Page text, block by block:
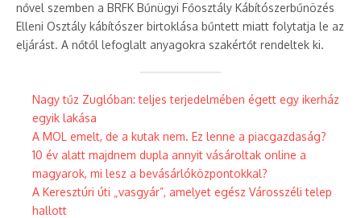
nővel szemben a BRFK Bűnügyi Főosztály Kábítószerbűnözés
Elleni Osztály kábítószer birtoklása bűntett miatt folytatja le az
eljárást. A nőtől lefoglalt anyagokra szakértőt rendeltek ki. ​
Nagy tűz Zuglóban: teljes terjedelmében égett egy ikerház
egyik lakása
A MOL emelt, de a kutak nem. Ez lenne a piacgazdaság?
10 év alatt majdnem dupla annyit vásároltak online a
magyarok, mi lesz a bevásárlóközpontokkal?
A Keresztúri úti „vasgyár”, amelyet egész Városszéli telep
hallott